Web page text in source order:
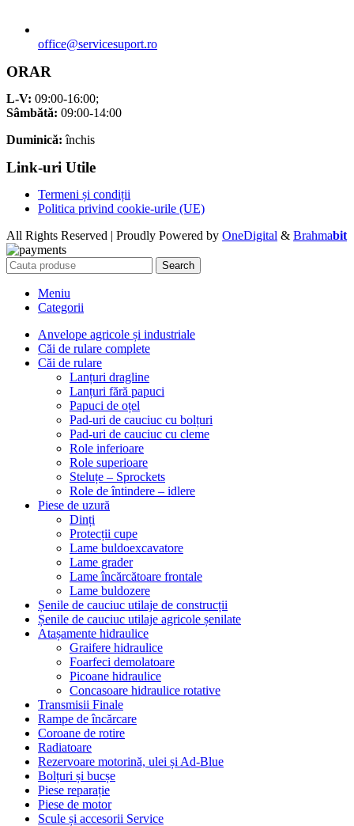
office@servicesuport.ro
ORAR
L-V: 09:00-16:00;
Sâmbătă: 09:00-14:00
Duminică: închis
Link-uri Utile
Termeni și condiții
Politica privind cookie-urile (UE)
All Rights Reserved | Proudly Powered by OneDigital & Brahmabit
Search
Meniu
Categorii
Anvelope agricole și industriale
Căi de rulare complete
Căi de rulare
Lanțuri dragline
Lanțuri fără papuci
Papuci de oțel
Pad-uri de cauciuc cu bolțuri
Pad-uri de cauciuc cu cleme
Role inferioare
Role superioare
Steluțe – Sprockets
Role de întindere – idlere
Piese de uzură
Dinți
Protecții cupe
Lame buldoexcavatore
Lame grader
Lame încărcătoare frontale
Lame buldozere
Șenile de cauciuc utilaje de construcții
Șenile de cauciuc utilaje agricole șenilate
Atașamente hidraulice
Graifere hidraulice
Foarfeci demolatoare
Picoane hidraulice
Concasoare hidraulice rotative
Transmisii Finale
Rampe de încărcare
Coroane de rotire
Radiatoare
Rezervoare motorină, ulei și Ad-Blue
Bolțuri și bucșe
Piese reparație
Piese de motor
Scule și accesorii Service